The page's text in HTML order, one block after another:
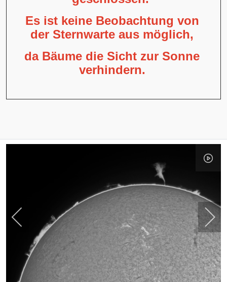
Es ist keine Beobachtung von
der Sternwarte aus möglich,
da Bäume die Sicht zur Sonne
verhindern.